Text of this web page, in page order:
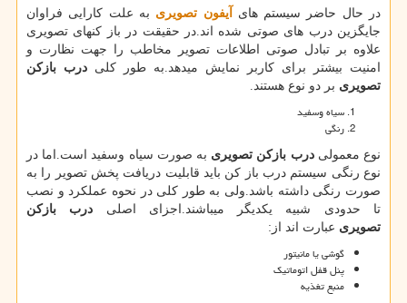
در حال حاضر سیستم های
آیفون تصویری به علت کارایی فراوان
جایگزین درب های صوتی شده اند.در حقیقت در باز کنهای تصویری
علاوه بر تبادل صوتی اطلاعات تصویر مخاطب را جهت نظارت و
امنیت بیشتر برای کاربر نمایش میدهد.به طور کلی درب بازکن
تصویری بر دو نوع هستند.
سیاه وسفید
رنگی
نوع معمولیدرب بازکن تصویری به صورت سیاه وسفید است.اما در
نوع رنگی سیستم درب باز کن باید قابلیت دریافت پخش تصویر را به
صورت رنگی داشته باشد.ولی به طور کلی در نحوه عملکرد و نصب
تا حدودی شبیه یکدیگر میباشند.اجزای اصلی درب بازکن
تصویری عبارت اند از:
گوشی یا مانیتور
پنل قفل اتوماتیک
منبع تغذیه